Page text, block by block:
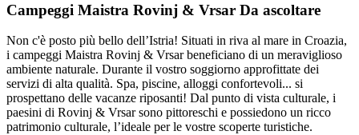
Campeggi Maistra Rovinj & Vrsar Da ascoltare
Non c'è posto più bello dell’Istria! Situati in riva al mare in Croazia,
i campeggi Maistra Rovinj & Vrsar beneficiano di un meraviglioso
ambiente naturale. Durante il vostro soggiorno approfittate dei
servizi di alta qualità. Spa, piscine, alloggi confortevoli... si
prospettano delle vacanze riposanti! Dal punto di vista culturale, i
paesini di Rovinj & Vrsar sono pittoreschi e possiedono un ricco
patrimonio culturale, l’ideale per le vostre scoperte turistiche.